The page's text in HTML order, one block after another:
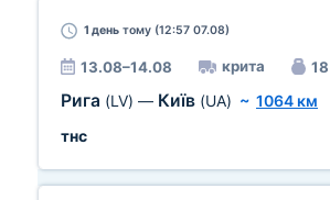
1 день тому (12:57 07.08)
13.08–14.08 крита 18
Рига (LV) — Київ (UA) ~ 1064 км
тнс